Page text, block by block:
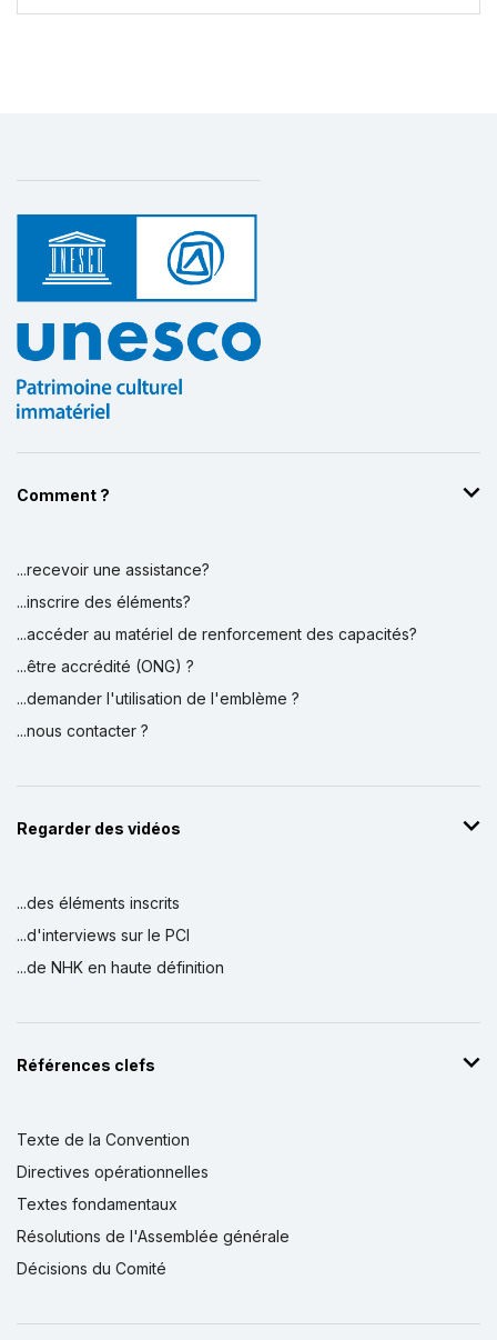
Comment ?
...recevoir une assistance?
...inscrire des éléments?
...accéder au matériel de renforcement des capacités?
...être accrédité (ONG) ?
...demander l'utilisation de l'emblème ?
...nous contacter ?
Regarder des vidéos
...des éléments inscrits
...d'interviews sur le PCI
...de NHK en haute définition
Références clefs
Texte de la Convention
Directives opérationnelles
Textes fondamentaux
Résolutions de l'Assemblée générale
Décisions du Comité